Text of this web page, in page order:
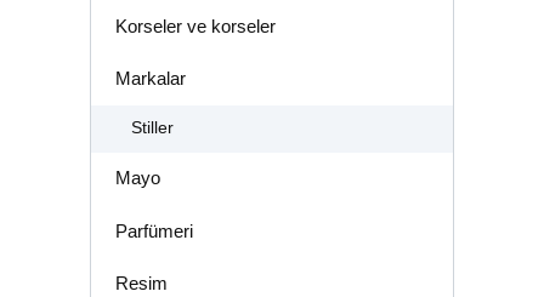
Korseler ve korseler
Markalar
Stiller
Mayo
Parfümeri
Resim